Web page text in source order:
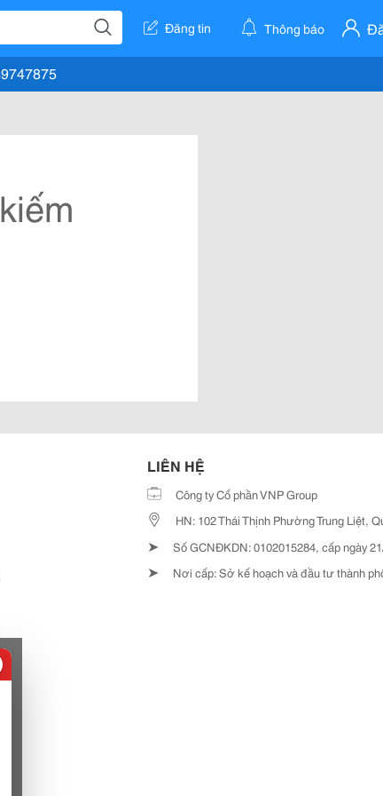
Đăng tin Thông báo
LIÊN HỆ
Công ty Cổ phần VNP Group
HN: 102 Thái Thịnh Phường Trung Liệt,
➤ Số GCNĐKDN: 0102015284, cấp ngày
➤ Nơi cấp: Sở kế hoạch và đầu tư thành